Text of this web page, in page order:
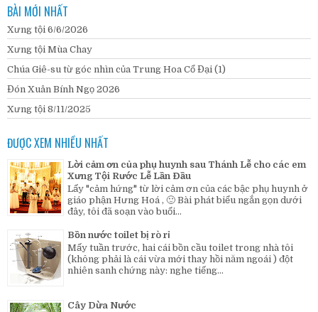
BÀI MỚI NHẤT
Xưng tội 6/6/2026
Xưng tội Mùa Chay
Chúa Giê-su từ góc nhìn của Trung Hoa Cổ Đại (1)
Đón Xuân Bính Ngọ 2026
Xưng tội 8/11/2025
ĐƯỢC XEM NHIỀU NHẤT
Lời cảm ơn của phụ huynh sau Thánh Lễ cho các em
Xưng Tội Rước Lễ Lần Đầu
Lấy "cảm hứng" từ lời cảm ơn của các bậc phụ huynh ở
giáo phận Hưng Hoá , 🙂 Bài phát biểu ngắn gọn dưới
đây, tôi đã soạn vào buổi...
Bồn nước toilet bị rò rỉ
Mấy tuần trước, hai cái bồn cầu toilet trong nhà tôi
(không phải là cái vừa mới thay hồi năm ngoái ) đột
nhiên sanh chứng này: nghe tiếng...
Cây Dừa Nước